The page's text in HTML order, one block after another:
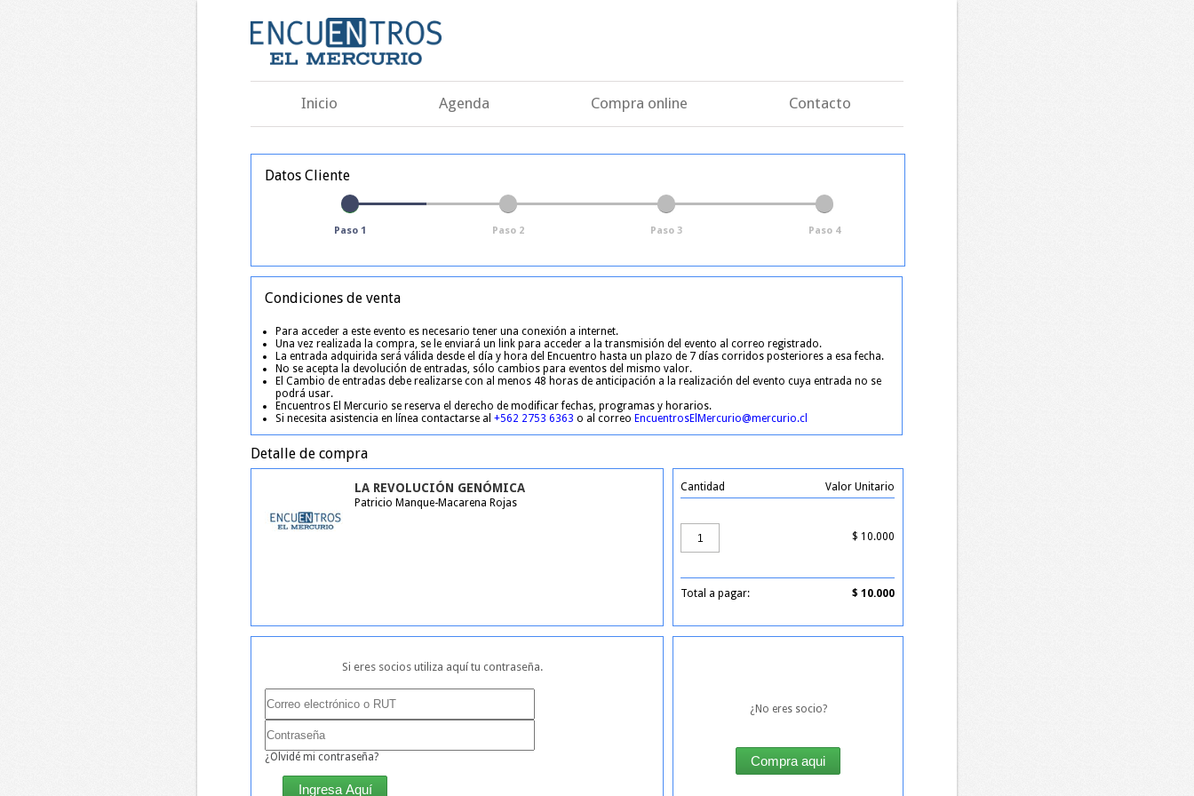
Inicio Agenda Compra online Contacto
Datos Cliente
Paso 1 Paso 2 Paso 3 Paso 4
Condiciones de venta
Para acceder a este evento es necesario tener una conexión a internet.
Una vez realizada la compra, se le enviará un link para acceder a la transmisión del evento al correo registrado.
La entrada adquirida será válida desde el día y hora del Encuentro hasta un plazo de 7 días corridos posteriores a esa fecha.
No se acepta la devolución de entradas, sólo cambios para eventos del mismo valor.
El Cambio de entradas debe realizarse con al menos 48 horas de anticipación a la realización del evento cuya entrada no se
podrá usar.
Encuentros El Mercurio se reserva el derecho de modificar fechas, programas y horarios.
Si necesita asistencia en línea contactarse al +562 2753 6363 o al correo EncuentrosElMercurio@mercurio.cl
Detalle de compra
LA REVOLUCIÓN GENÓMICA
Patricio Manque-Macarena Rojas
Cantidad Valor Unitario
$ 10.000
Total a pagar: $ 10.000
Si eres socios utiliza aquí tu contraseña.
¿Olvidé mi contraseña?
¿No eres socio?